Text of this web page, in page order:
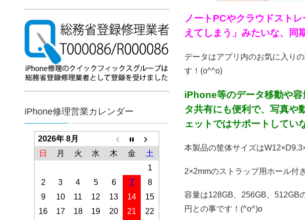
ノートPCやクラウドスト
えてしまう」みたいな、同
データはアプリ内のお気に入り
す！(o^^o)
iPhone等のデータ移動や
タ共有にも便利で、写真や
ェットではサポートして
本製品の筐体サイズは
2×2mmのストラップ用ホール付
容量は128GB、256GB、512GB
円との事です！(^o^)o
iPhone修理営業カレンダー
2026年 8月
日
月 火 水 木 金
土
1
2
3 4 5 6 7
8
9
10 11 12 13 14
15
16
17 18 19 20 21
22